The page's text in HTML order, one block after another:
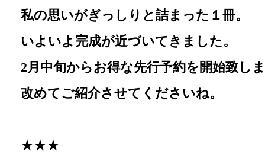
私の思いがぎっしりと詰まった１冊。
いよいよ完成が近づいてきました。
2月中旬からお得な先行予約を開始致し
改めてご紹介させてくださいね。
★★★